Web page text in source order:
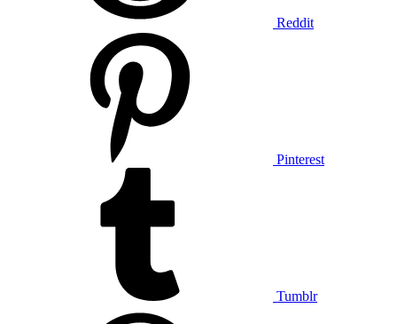
Reddit
Pinterest
Tumblr